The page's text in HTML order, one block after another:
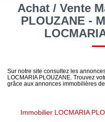
Locations
Qui
Type de bien
Budget max
Achat / Vente
PLOUZANE -
Sur notre site consultez les
LOCMARIA PLOUZANE. Trouvez
grâce aux annonces immobilières
Immobilier LOCMARIA